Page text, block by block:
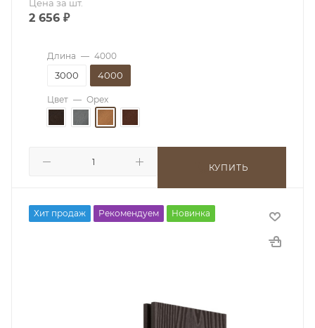
Цена за шт.
2 656 ₽
Длина — 4000
3000 4000
Цвет — Орех
КУПИТЬ
Хит продаж Рекомендуем Новинка